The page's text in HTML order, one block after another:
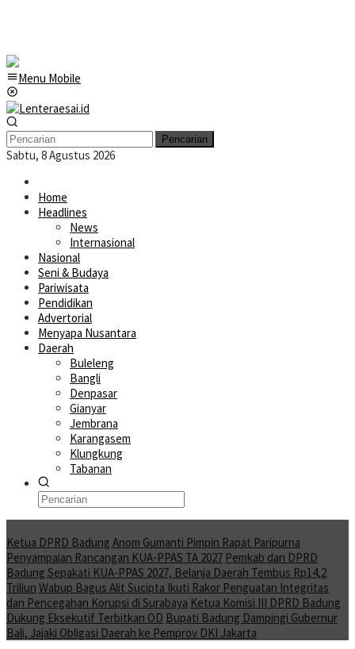
Menu Mobile
Pencarian
Sabtu, 8 Agustus 2026
Home
Headlines
News
Internasional
Nasional
Seni & Budaya
Pariwisata
Pendidikan
Advertorial
Menyapa Nusantara
Daerah
Buleleng
Bangli
Denpasar
Gianyar
Jembrana
Karangasem
Klungkung
Tabanan
Ketua DPRD Badung Anom Gumanti Pimpin Rapat Paripurna
Penyampaian Rancangan KUA-PPAS TA 2027 Pemkab dan DPRD
Badung Sepakati KUA-PPAS 2027, Belanja Daerah Tembus Rp14,2
Triliun Wabup Bagus Alit Sucipta Ikuti Rakor Penguatan Integritas
dan Pencegahan Korupsi di Surabaya Ketua Komisi III DPRD Badung
Dukung Eksekutif Terbitkan OD Bupati Badung Dampingi Gubernur
Bali, Jajaki Obligasi Daerah ke Pemprov DKI Jakarta